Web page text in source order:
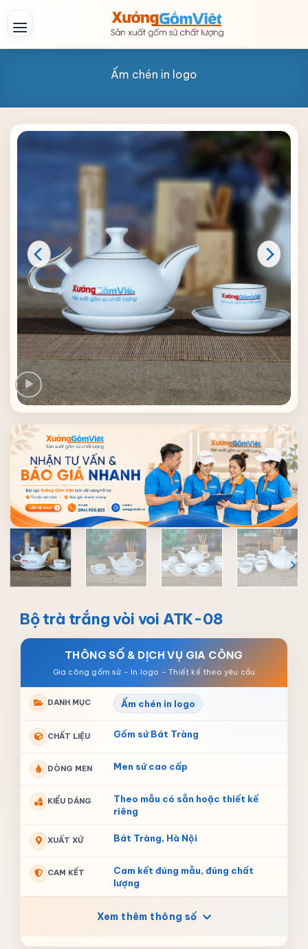
Ấm chén in logo
Bộ trà trắng vòi voi ATK-08
THÔNG SỐ & DỊCH VỤ GIA CÔNG
DANH MỤC Ấm chén in logo
CHẤT LIỆU Gốm sứ Bát Tràng
DÒNG MEN Men sứ cao cấp
KIỂU DÁNG
Theo mẫu có sẵn hoặc thiết kế
riêng
XUẤT XỨ Bát Tràng, Hà Nội
CAM KẾT
Cam kết đúng mẫu, đúng chất
lượng
Xem thêm thông số